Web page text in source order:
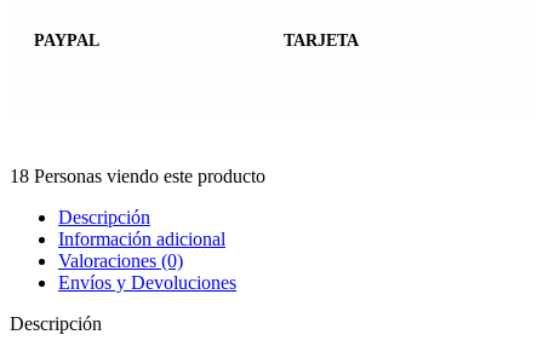
PAYPAL TARJETA
18 Personas viendo este producto
Descripción
Información adicional
Valoraciones (0)
Envíos y Devoluciones
Descripción